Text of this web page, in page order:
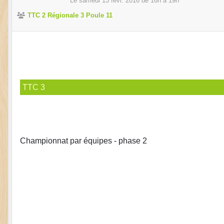
TTC 2 Régionale 3 Poule 11
TTC 3
Championnat par équipes - phase 2